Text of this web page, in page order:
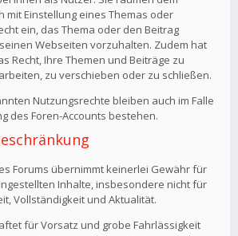
mit Einstellung eines Themas oder
ein, das Thema oder den Beitrag
Webseiten vorzuhalten. Zudem hat
Recht, Ihre Themen und Beiträge zu
zu verschieben oder zu schließen.
Nutzungsrechte bleiben auch im Falle
des Foren-Accounts bestehen.
Forums übernimmt keinerlei Gewähr für
Inhalte, insbesondere nicht für
Vollständigkeit und Aktualität.
für Vorsatz und grobe Fahrlässigkeit